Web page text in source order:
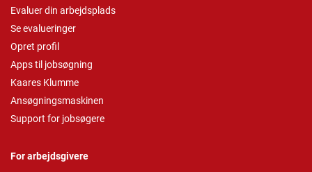
Evaluer din arbejdsplads
Se evalueringer
Opret profil
Apps til jobsøgning
Kaares Klumme
Ansøgningsmaskinen
Support for jobsøgere
For arbejdsgivere